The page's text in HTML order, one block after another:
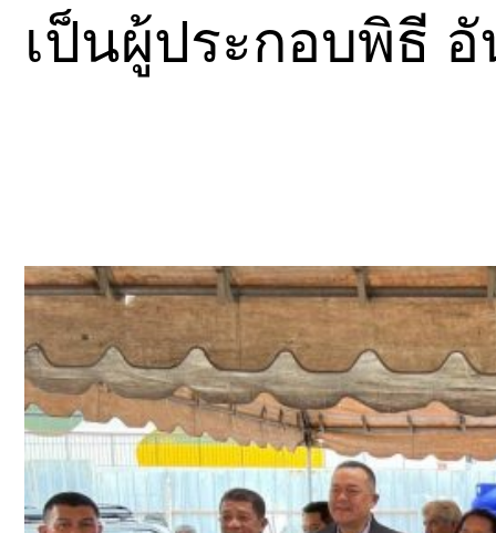
เป็นผู้ประกอบพิธี